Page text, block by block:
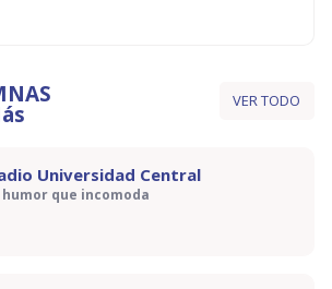
VER TODO
Universidad Central
humor que incomoda